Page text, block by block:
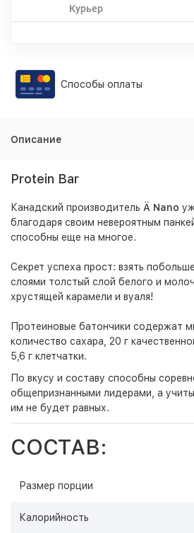
Курьер
Способы оплаты
Описание
Protein Bar
Канадский производитель Ä Nano
благодаря своим невероятным
способны еще на многое.
Секрет успеха прост: взять
слоями толстый слой белого и
хрустящей карамели и вуаля!
Протеиновые батончики содержат
количество сахара, 20 г
5,6 г клетчатки.
По вкусу и составу способны
общепризнанными лидерами, а
им не будет равных.
СОСТАВ:
Размер порции
Калорийность